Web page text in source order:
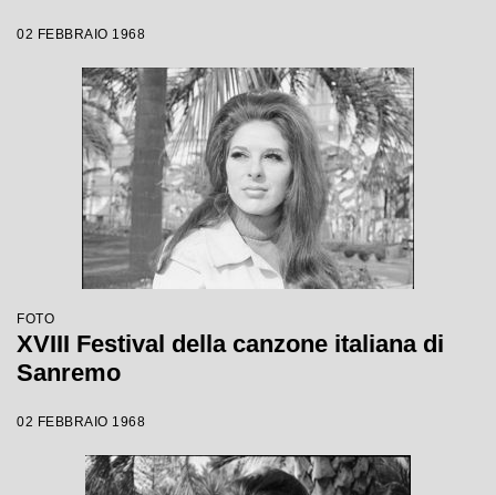
02 FEBBRAIO 1968
FOTO
XVIII Festival della canzone italiana di
Sanremo
02 FEBBRAIO 1968